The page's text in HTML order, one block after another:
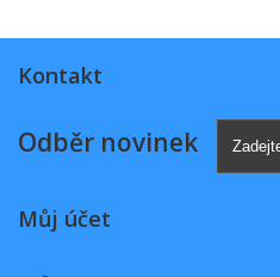
Kontakt
Odběr novinek
Můj účet